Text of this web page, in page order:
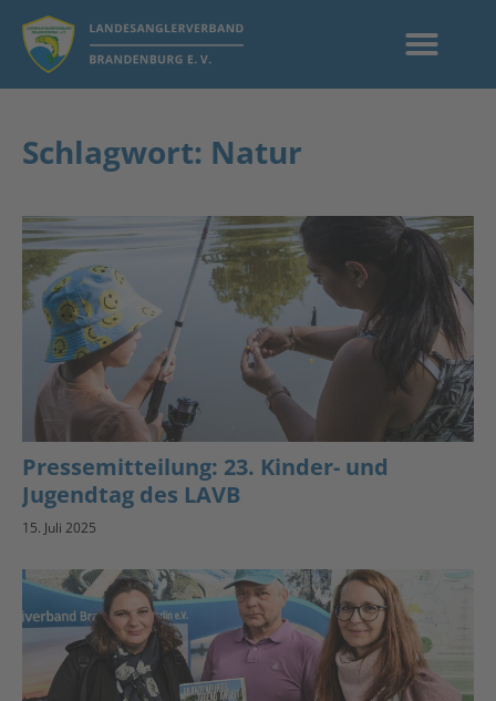
Schlagwort: Natur
Pressemitteilung: 23. Kinder- und
Jugendtag des LAVB
15. Juli 2025